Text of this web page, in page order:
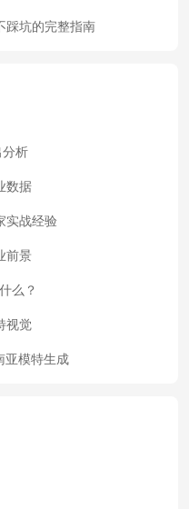
踩坑的完整指南
分析
数据
实战经验
前景
么？
视觉
亚模特生成